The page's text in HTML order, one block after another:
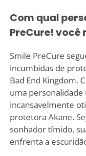
Com qual
PreCure! você
Smile PreCure
incumbidas de
Bad End Kingdom.
uma personalidade
incansavelmente
protetora Akane.
sonhador tímido,
enfrenta a